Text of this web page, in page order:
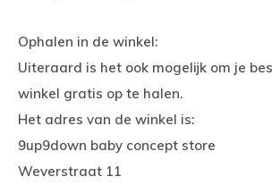
Ophalen in de winkel:
Uiteraard is het ook mogelijk om je
winkel gratis op te halen.
Het adres van de winkel is:
9up9down baby concept store
Weverstraat 11